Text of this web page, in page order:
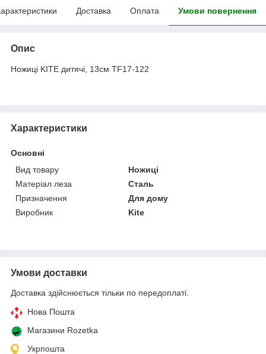
Доставка Оплата Умови повернення
Опис
Ножиці KITE дитячі, 13см TF17-122
Характеристики
Основні
Вид товару
Ножиці
Матеріал леза
Сталь
Призначення
Для дому
Виробник
Kite
Умови доставки
Доставка здійснюється тільки по передоплаті.
Нова Пошта
Магазини Rozetka
Укрпошта